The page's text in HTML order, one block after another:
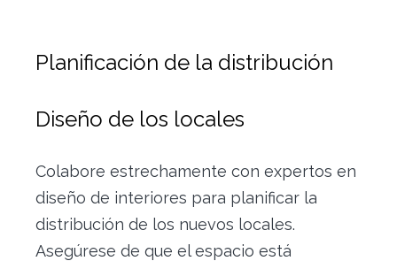
Planificación de la distribución
Diseño de los locales
Colabore estrechamente con expertos en
diseño de interiores para planificar la
distribución de los nuevos locales.
Asegúrese de que el espacio está